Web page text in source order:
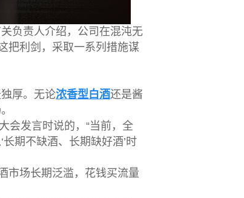
负责人介绍，公司在混沌无
把利剑，采取一系列措施谋
厚。无论浓香型白酒还是酱
会发言时说的，“当前，全
期不缺酒、长期缺好酒’时
场长期泛滥，花钱买流量